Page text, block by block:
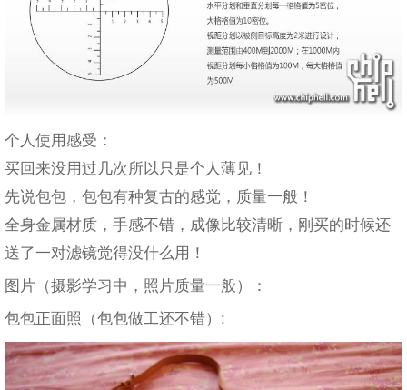
个人使用感受：
买回来没用过几次所以只是个人薄见！
先说包包，包包有种复古的感觉，质量一般！
全身金属材质，手感不错，成像比较清晰，刚买的时候还
送了一对滤镜觉得没什么用！
图片（摄影学习中，照片质量一般）：
包包正面照（包包做工还不错）: